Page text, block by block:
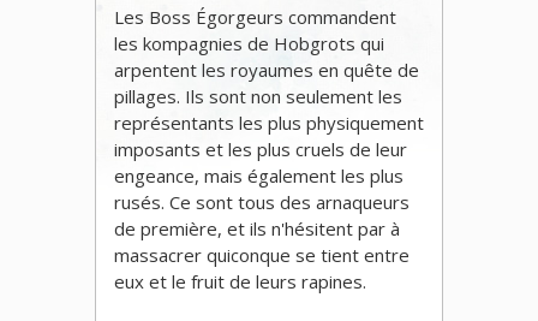
Les Boss Égorgeurs commandent
les kompagnies de Hobgrots qui
arpentent les royaumes en quête de
pillages. Ils sont non seulement les
représentants les plus physiquement
imposants et les plus cruels de leur
engeance, mais également les plus
rusés. Ce sont tous des arnaqueurs
de première, et ils n'hésitent par à
massacrer quiconque se tient entre
eux et le fruit de leurs rapines.